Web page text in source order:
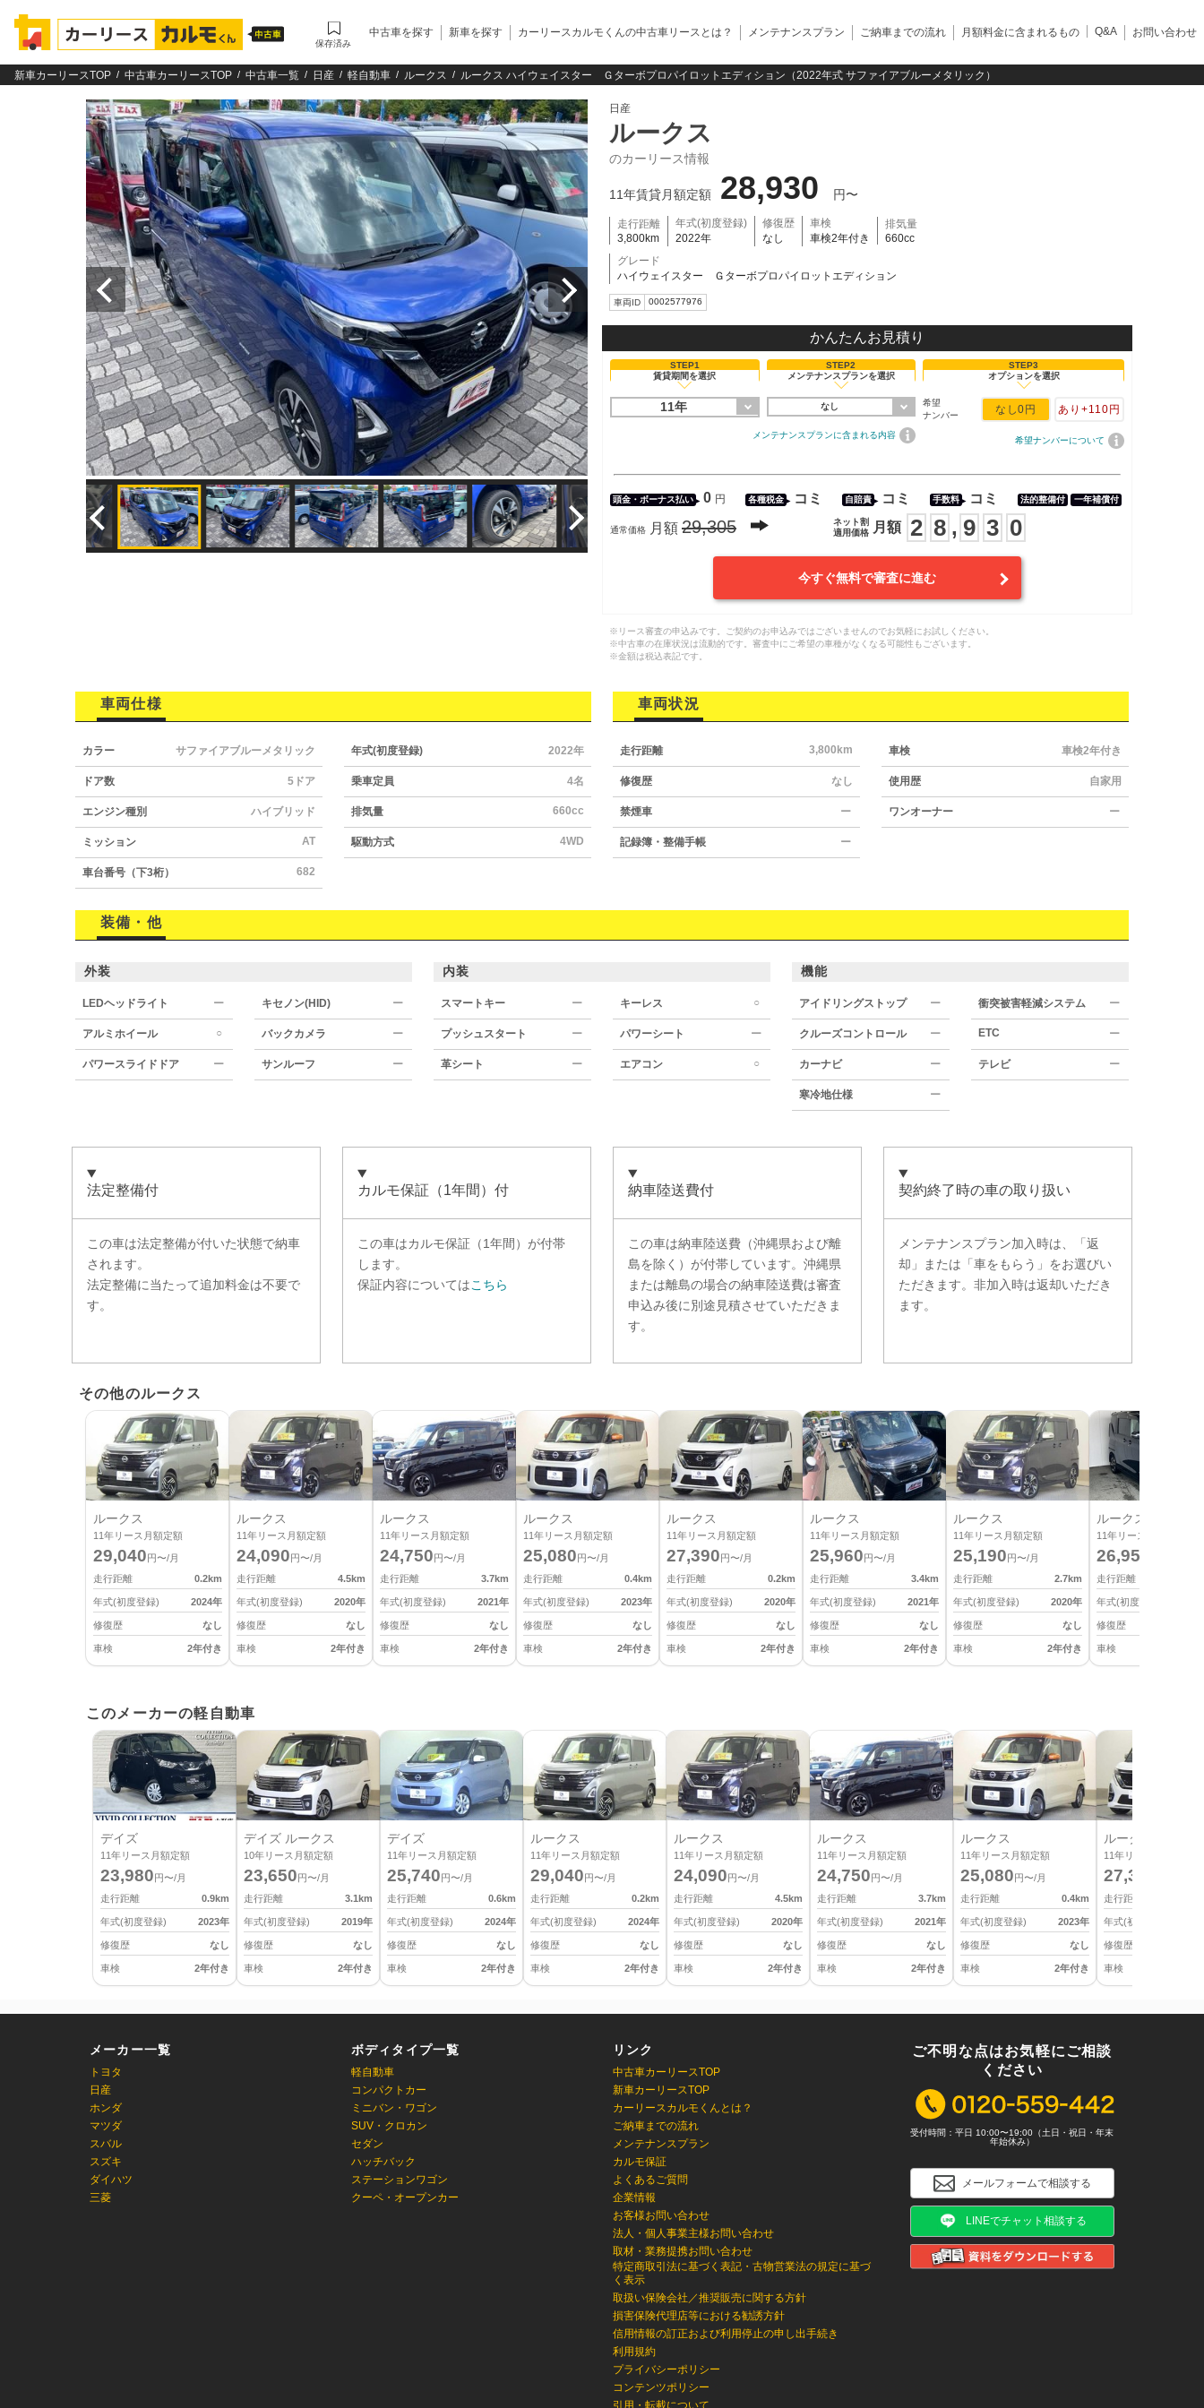
保存済み
中古車を探す 新車を探す カーリースカルモくんの中古車リースとは？ メンテナンスプラン ご納車までの流れ 月額料金に含まれるもの Q&A お問い合わせ
新車カーリースTOP 中古車カーリースTOP 中古車一覧 日産 軽自動車 ルークス ルークス ハイウェイスター Ｇターボプロパイロットエディション（2022年式 サファイアブルーメタリック）
日産
ルークス
のカーリース情報
11年賃貸月額定額 28,930 円〜
走行距離
3,800km
年式(初度登録)
2022年
修復歴
なし
車検
車検2年付き
排気量
660cc
グレード
ハイウェイスター Ｇターボプロパイロットエディション
車両ID 0002577976
かんたんお見積り
STEP1
賃貸期間を選択
11年
STEP2
メンテナンスプランを選択
なし
メンテナンスプランに含まれる内容
STEP3
オプションを選択
希望
ナンバー
なし0円 あり +110円
希望ナンバーについて
頭金・ボーナス払い 0 円 各種税金 コミ 自賠責 コミ 手数料 コミ 法的整備付 一年補償付
通常価格 月額 29,305
ネット割
適用価格
月額 2 8 , 9 3 0
今すぐ無料で審査に進む
※リース審査の申込みです。ご契約のお申込みではございませんのでお気軽にお試しください。
※中古車の在庫状況は流動的です。審査中にご希望の車種がなくなる可能性もございます。
※金額は税込表記です。
車両仕様
カラー サファイアブルーメタリック 年式(初度登録) 2022年
ドア数 5ドア 乗車定員 4名
エンジン種別 ハイブリッド 排気量 660cc
ミッション AT 駆動方式 4WD
車台番号（下3桁） 682
車両状況
走行距離 3,800km 車検 車検2年付き
修復歴 なし 使用歴 自家用
禁煙車 ー ワンオーナー ー
記録簿・整備手帳 ー
装備・他
外装
LEDヘッドライト ー キセノン(HID) ー
アルミホイール ○ バックカメラ ー
パワースライドドア ー サンルーフ ー
内装
スマートキー ー キーレス ○
プッシュスタート ー パワーシート ー
革シート ー エアコン ○
機能
アイドリングストップ ー 衝突被害軽減システム ー
クルーズコントロール ー ETC ー
カーナビ ー テレビ ー
寒冷地仕様 ー
法定整備付
この車は法定整備が付いた状態で納車
されます。
法定整備に当たって追加料金は不要で
す。
カルモ保証（1年間）付
この車はカルモ保証（1年間） が付帯
します。
保証内容についてはこちら
納車陸送費付
この車は納車陸送費（沖縄県および離
島を除く）が付帯しています。沖縄県
または離島の場合の納車陸送費は審査
申込み後に別途見積させていただきま
す。
契約終了時の車の取り扱い
メンテナンスプラン加入時は、「返
却」または「車をもらう」をお選びい
ただきます。非加入時は返却いただき
ます。
その他のルークス
ルークス
11年リース月額定額
29,040 円〜/月
走行距離
0.2km
年式(初度登録) 2024年
修復歴 なし
車検 2年付き
ルークス
11年リース月額定額
24,090 円〜/月
走行距離
4.5km
年式(初度登録) 2020年
修復歴 なし
車検 2年付き
ルークス
11年リース月額定額
24,750 円〜/月
走行距離
3.7km
年式(初度登録) 2021年
修復歴 なし
車検 2年付き
ルークス
11年リース月額定額
25,080 円〜/月
走行距離
0.4km
年式(初度登録) 2023年
修復歴 なし
車検 2年付き
ルークス
11年リース月額定額
27,390 円〜/月
走行距離
0.2km
年式(初度登録) 2020年
修復歴 なし
車検 2年付き
ルークス
11年リース月額定額
25,960 円〜/月
走行距離
3.4km
年式(初度登録) 2021年
修復歴 なし
車検 2年付き
ルークス
11年リース月額定額
25,190 円〜/月
走行距離
2.7km
年式(初度登録) 2020年
修復歴 なし
車検 2年付き
ルークス
11年リース月額定額
26,950
走行距離
年式(初度登録)
修復歴
車検
このメーカーの軽自動車
デイズ
11年リース月額定額
23,980 円〜/月
走行距離
0.9km
年式(初度登録) 2023年
修復歴 なし
車検 2年付き
デイズ ルークス
10年リース月額定額
23,650 円〜/月
走行距離
3.1km
年式(初度登録) 2019年
修復歴 なし
車検 2年付き
デイズ
11年リース月額定額
25,740 円〜/月
走行距離
0.6km
年式(初度登録) 2024年
修復歴 なし
車検 2年付き
ルークス
11年リース月額定額
29,040 円〜/月
走行距離
0.2km
年式(初度登録) 2024年
修復歴 なし
車検 2年付き
ルークス
11年リース月額定額
24,090 円〜/月
走行距離
4.5km
年式(初度登録) 2020年
修復歴 なし
車検 2年付き
ルークス
11年リース月額定額
24,750 円〜/月
走行距離
3.7km
年式(初度登録) 2021年
修復歴 なし
車検 2年付き
ルークス
11年リース月額定額
25,080 円〜/月
走行距離
0.4km
年式(初度登録) 2023年
修復歴 なし
車検 2年付き
ルークス
11年リース月額定額
27,390
走行距離
年式(初度登録)
修復歴
車検
メーカー一覧
トヨタ
日産
ホンダ
マツダ
スバル
スズキ
ダイハツ
三菱
ボディタイプ一覧
軽自動車
コンパクトカー
ミニバン・ワゴン
SUV・クロカン
セダン
ハッチバック
ステーションワゴン
クーペ・オープンカー
リンク
中古車カーリースTOP
新車カーリースTOP
カーリースカルモくんとは？
ご納車までの流れ
メンテナンスプラン
カルモ保証
よくあるご質問
企業情報
お客様お問い合わせ
法人・個人事業主様お問い合わせ
取材・業務提携お問い合わせ
特定商取引法に基づく表記・古物営業法の規定に基づ
く表示
取扱い保険会社／推奨販売に関する方針
損害保険代理店等における勧誘方針
信用情報の訂正および利用停止の申し出手続き
利用規約
プライバシーポリシー
コンテンツポリシー
ご不明な点はお気軽にご相談
ください
受付時間：平日 10:00〜19:00（土日・祝日・年末
年始休み）
メールフォームで相談する
LINEでチャット相談する